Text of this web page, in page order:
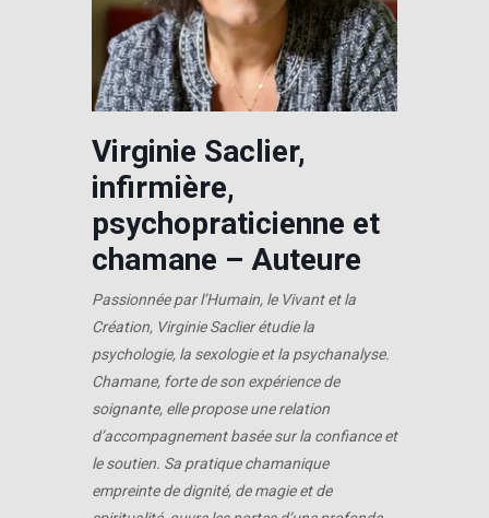
Virginie Saclier,
infirmière,
psychopraticienne et
chamane – Auteure
Passionnée par l’Humain, le Vivant et la
Création, Virginie Saclier étudie la
psychologie, la sexologie et la psychanalyse.
Chamane, forte de son expérience de
soignante, elle propose une relation
d’accompagnement basée sur la confiance et
le soutien. Sa pratique chamanique
empreinte de dignité, de magie et de